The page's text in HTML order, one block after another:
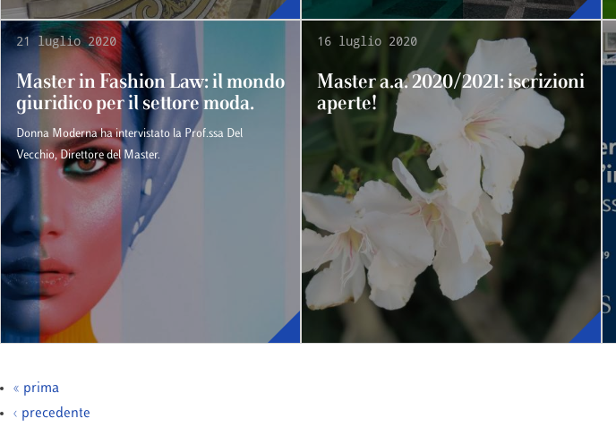
21 luglio 2020
Master in Fashion Law: il mondo
giuridico per il settore moda.
Donna Moderna ha intervistato la Prof.ssa Del
Vecchio, Direttore del Master.
16 luglio 2020
Master a.a. 2020/2021: iscrizioni
aperte!
« prima
‹ precedente